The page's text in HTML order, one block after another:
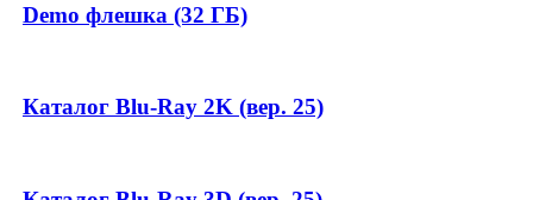
Demo флешка (32 ГБ)
Каталог Blu-Ray 2K (вер. 25)